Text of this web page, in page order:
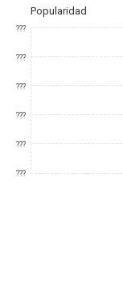
Popularidad
???
???
???
???
???
???